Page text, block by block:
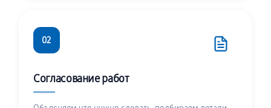
02
Согласование работ